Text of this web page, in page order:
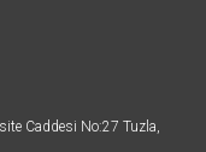
Caddesi No:27 Tuzla,